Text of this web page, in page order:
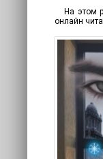
На этом
онлайн